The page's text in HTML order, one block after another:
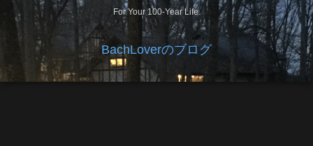
For Your 100-Year Life.
BachLoverのブログ